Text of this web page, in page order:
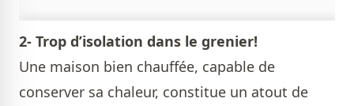
2- Trop d’isolation dans le grenier!
Une maison bien chauffée, capable de
conserver sa chaleur, constitue un atout de